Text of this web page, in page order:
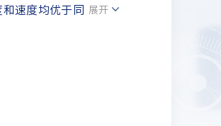
速度均优于同类共焦
展开